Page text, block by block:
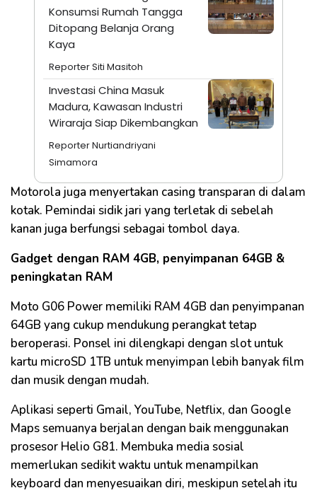
Konsumsi Rumah Tangga
Ditopang Belanja Orang
Kaya
Reporter Siti Masitoh
Investasi China Masuk
Madura, Kawasan Industri
Wiraraja Siap Dikembangkan
Reporter Nurtiandriyani
Simamora
Motorola juga menyertakan casing transparan di dalam
kotak. Pemindai sidik jari yang terletak di sebelah
kanan juga berfungsi sebagai tombol daya.
Gadget dengan RAM 4GB, penyimpanan 64GB &
peningkatan RAM
Moto G06 Power memiliki RAM 4GB dan penyimpanan
64GB yang cukup mendukung perangkat tetap
beroperasi. Ponsel ini dilengkapi dengan slot untuk
kartu microSD 1TB untuk menyimpan lebih banyak film
dan musik dengan mudah.
Aplikasi seperti Gmail, YouTube, Netflix, dan Google
Maps semuanya berjalan dengan baik menggunakan
prosesor Helio G81. Membuka media sosial
memerlukan sedikit waktu untuk menampilkan
keyboard dan menyesuaikan diri, meskipun setelah itu